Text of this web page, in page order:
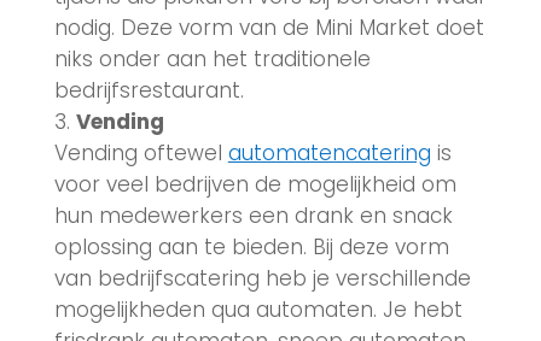
nodig. Deze vorm van de Mini Market doet
niks onder aan het traditionele
bedrijfsrestaurant.
Vending
Vending oftewel automatencatering is
voor veel bedrijven de mogelijkheid om
hun medewerkers een drank en snack
oplossing aan te bieden. Bij deze vorm
van bedrijfscatering heb je verschillende
mogelijkheden qua automaten. Je hebt